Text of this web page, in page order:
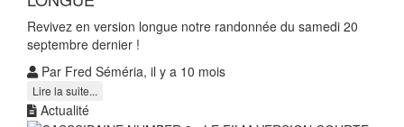
Revivez en version longue notre randonnée du samedi 20
septembre dernier !
Par Fred Séméria, il y a 10 mois
Lire la suite...
Actualité